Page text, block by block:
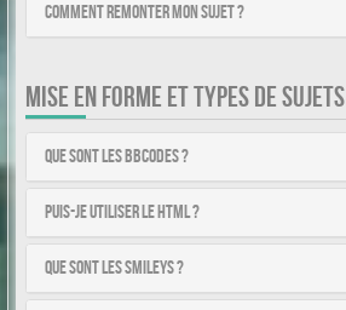
Comment remonter mon sujet ?
MISE EN FORME ET TYPES DE SUJETS
Que sont les BBCodes ?
Puis-je utiliser le HTML ?
Que sont les smileys ?